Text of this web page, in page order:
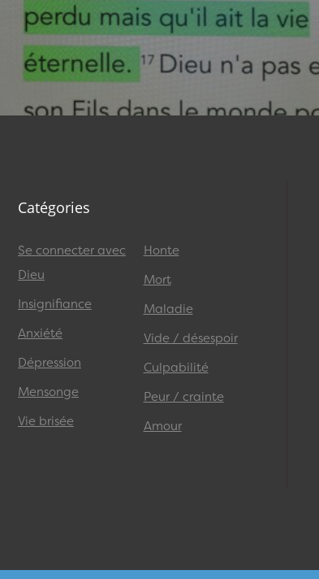
Catégories
Se connecter avec
Dieu
Insignifiance
Anxiété
Dépression
Mensonge
Vie brisée
Honte
Mort
Maladie
Vide / désespoir
Culpabilité
Peur / crainte
Amour